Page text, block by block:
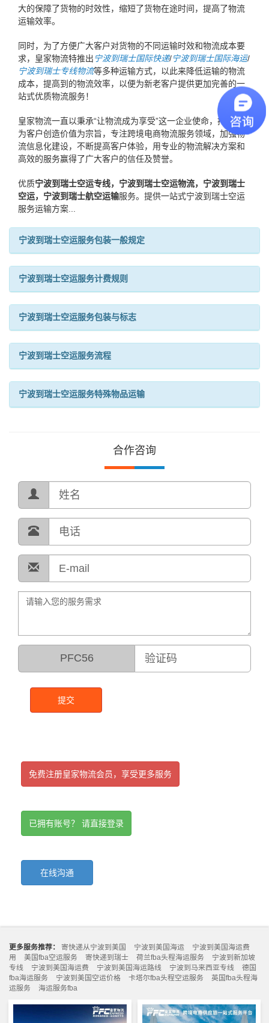
大的保障了货物的时效性，缩短了货物在途时间，提高了物流
运输效率。
同时，为了方便广大客户对货物的不同运输时效和物流成本要
求，皇家物流特推出宁波到瑞士国际快递/宁波到瑞士国际海运/
宁波到瑞士专线物流等多种运输方式，以此来降低运输的物流
成本，提高到的物流效率，以便为新老客户提供更加完善的一
站式优质物流服务！
皇家物流一直以秉承“让物流成为享受”这一企业使命，持续提升
为客户创造价值为宗旨，专注跨境电商物流服务领域，加强物
流信息化建设，不断提高客户体验，用专业的物流解决方案和
高效的服务赢得了广大客户的信任及赞誉。
优质宁波到瑞士空运专线，宁波到瑞士空运物流，宁波到瑞士
空运，宁波到瑞士航空运输服务。提供一站式宁波到瑞士空运
服务运输方案...
宁波到瑞士空运服务包装一般规定
宁波到瑞士空运服务计费规则
宁波到瑞士空运服务包装与标志
宁波到瑞士空运服务流程
宁波到瑞士空运服务特殊物品运输
合作咨询
PFC56
提交
免费注册皇家物流会员，享受更多服务
已拥有账号？ 请直接登录
在线沟通
更多服务推荐： 寄快递从宁波到美国 宁波到美国海运
宁波到美国海运费
用
美国fba空运服务 寄快递到瑞士 荷兰fba头程海运服务
宁波到新加坡
专线
宁波到美国海运费 宁波到美国海运路线 宁波到马来西亚专线
德国
fba海运服务
宁波到美国空运价格 卡塔尔fba头程空运服务
英国fba头程海
运服务
海运服务fba